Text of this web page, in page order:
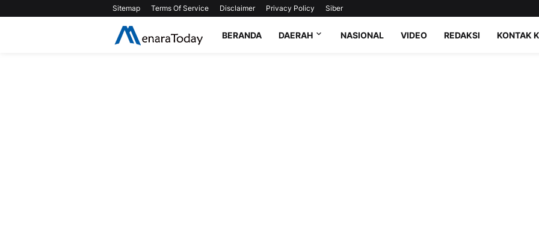
Sitemap Terms Of Service Disclaimer Privacy Policy Siber
BERANDA DAERAH NASIONAL VIDEO REDAKSI KONTAK